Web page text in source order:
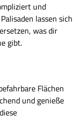
und
lassen sich
was dir
gibt.
Flächen
und genieße